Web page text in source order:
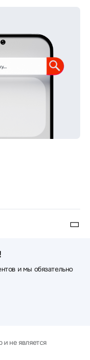
и мы обязательно
не является